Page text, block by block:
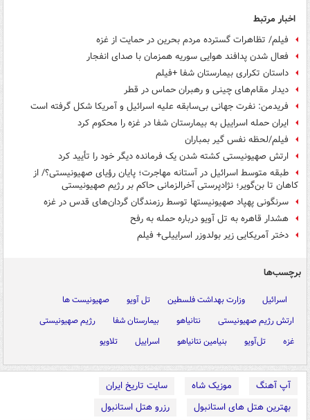
اخبار مرتبط
فیلم/ تظاهرات گسترده مردم بحرین در حمایت از غزه
فعال شدن پدافند هوایی سوریه همزمان با صدای انفجار
داستان تکراری بیمارستان شفا +فیلم
دیدار مقام‌های چینی‌ و رهبران حماس در قطر
فریدمن: نفرت جهانی بی‌سابقه علیه اسرائیل و آمریکا شکل گرفته است
ایران حمله اسراییل به بیمارستان شفا در غزه را محکوم کرد
فیلم/لحظه نفس گیر بمباران
ارتش صهیونیستی کشته شدن یک فرمانده دیگر خود را تأیید کرد
طبقه متوسط اسرائیل در آستانه مهاجرت؛ پایان رؤیای صهیونیستی؟/ از
کاهان تا بن‌گویر؛ نژادپرستی آخرالزمانی حاکم بر رژیم صهیونیستی
سرنگونی پهپاد صهیونیستها توسط رزمندگان گردان‌های قدس در غزه
هشدار قاهره به تل آویو درباره حمله به رفح
دختر آمریکایی زیر بولدوزر اسراییلی+ فیلم
برچسب‌ها
اسرائیل وزارت بهداشت فلسطین تل آویو
صهیونیست ها
ارتش رژیم صهیونیستی
نتانیاهو بیمارستان شفا
رژیم صهیونیستی
غزه
تل‌آویو بنیامین نتانیاهو اسراییل تلاویو
آپ آهنگ موزیک شاه
سایت تاریخ ایران
بهترین هتل های استانبول
رزرو هتل استانبول